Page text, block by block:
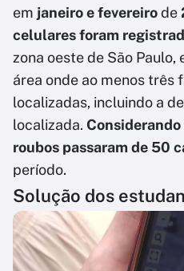
em janeiro e fevereirode
celulares foram
zona oeste de São Paulo,
área onde ao menos três
localizadas, incluindo a
localizada.
roubos passaram de 50
período.
Solução dos